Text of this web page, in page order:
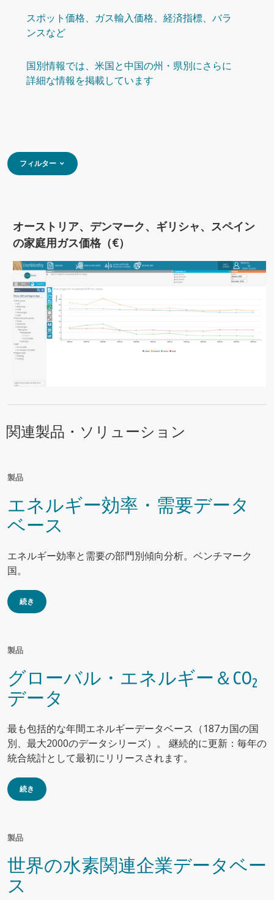
スポット価格、ガス輸入価格、経済指標、バラ
ンスなど
国別情報では、米国と中国の州・県別にさらに
詳細な情報を掲載しています
フィルター
オーストリア、デンマーク、ギリシャ、スペイン
の家庭用ガス価格（€）
関連製品・ソリューション
製品
エネルギー効率・需要データ
ベース
エネルギー効率と需要の部門別傾向分析。ベンチマーク
国。
続き
製品
グローバル・エネルギー＆CO2
データ
最も包括的な年間エネルギーデータベース（187カ国の国
別、最大2000のデータシリーズ）。 継続的に更新：毎年の
統合統計として最初にリリースされます。
続き
製品
世界の水素関連企業データベー
ス